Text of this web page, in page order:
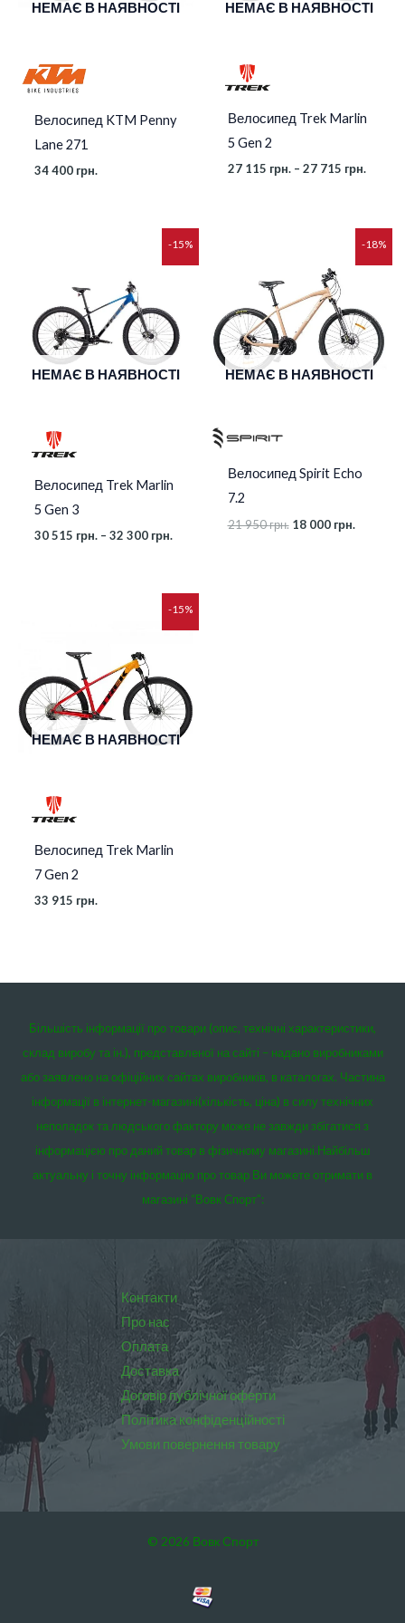
НЕМАЄ В НАЯВНОСТІ
Велосипед KTM Penny
Lane 271
34 400 грн.
НЕМАЄ В НАЯВНОСТІ
Велосипед Trek Marlin
5 Gen 2
27 115 грн. – 27 715 грн.
-15%
НЕМАЄ В НАЯВНОСТІ
Велосипед Trek Marlin
5 Gen 3
30 515 грн. – 32 300 грн.
Діапазон
від
до
32
300 грн.
-18%
НЕМАЄ В НАЯВНОСТІ
Велосипед Spirit Echo
7.2
21 950грн.
950 грн..
18 000 грн.
Поточна
18
-15%
НЕМАЄ В НАЯВНОСТІ
Велосипед Trek Marlin
7 Gen 2
33 915 грн.
Більшість інформації про товари (опис, технічні характеристики,
склад виробу та ін.), представленої на сайті – надано виробниками
або заявлено на офіційних сайтах виробників, в каталогах. Частина
інформації в інтернет-магазині(кількість, ціна) в силу технічних
неполадок та людського фактору може не завжди збігатися з
інформацією про даний товар в фізичному магазині.Найбільш
актуальну і точну інформацію про товар Ви можете отримати в
магазині “Вовк Спорт”:
Контакти
Про нас
Оплата
Доставка
Договір публічної оферти
Політика конфіденційності
Умови повернення товару
© 2026 Вовк Спорт